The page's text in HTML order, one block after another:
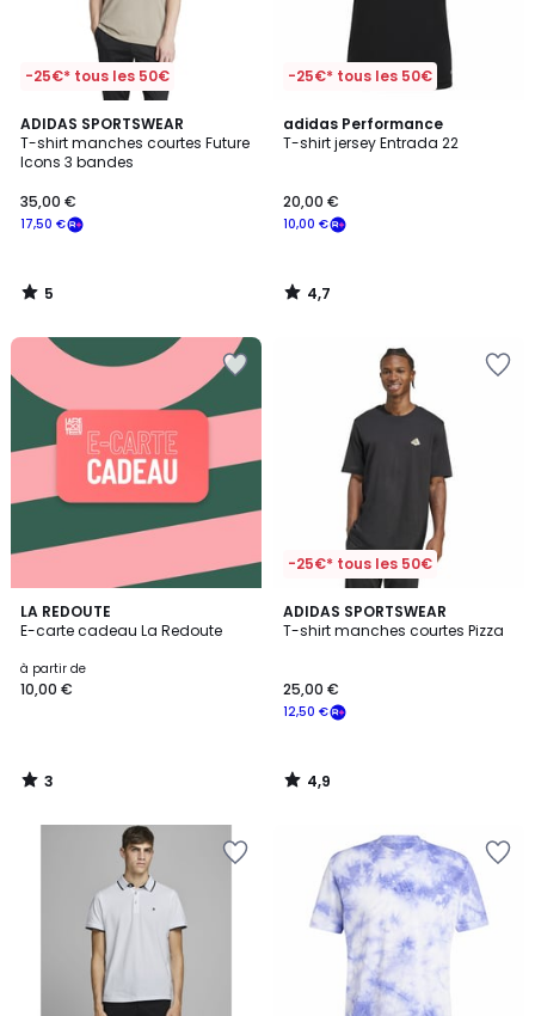
-25€* tous les 50€
ADIDAS SPORTSWEAR
T-shirt manches courtes Future
Icons 3 bandes
17,50 €
35,00 €
5
/
5
5
/
-25€* tous les 50€
adidas Performance
T-shirt jersey Entrada 22
10,00 €
20,00 €
4,7
/ 5
4,7
/
LA REDOUTE
E-carte cadeau La Redoute
à partir de
10,00 €
3
/
3
/
-25€* tous les 50€
ADIDAS SPORTSWEAR
T-shirt manches courtes Pizza
12,50 €
25,00 €
4,9
/ 5
4,9
/